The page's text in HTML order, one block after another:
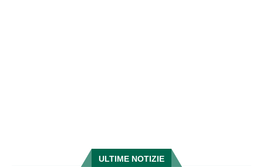
ULTIME NOTIZIE